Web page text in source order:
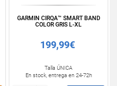
GARMIN CIRQA™ SMART BAND
COLOR GRIS L-XL
199,99€
Talla ÚNICA
En stock, entrega en 24-72h